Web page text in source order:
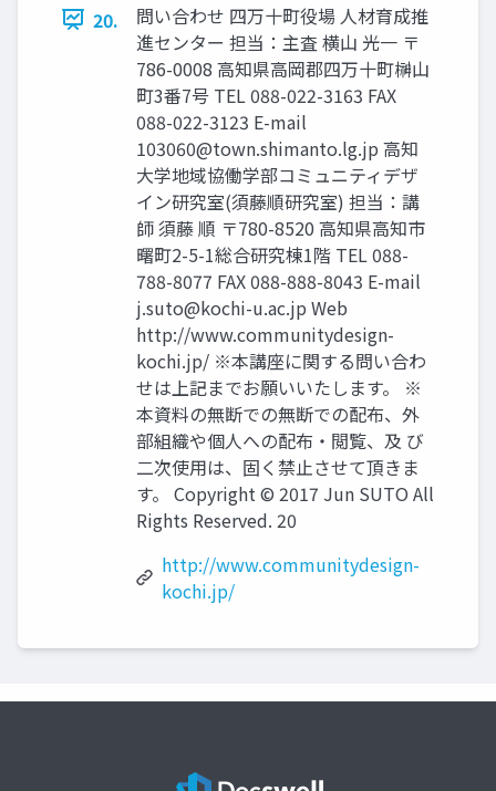
20.
問い合わせ 四万十町役場 人材育成推
進センター 担当：主査 横山 光一 〒
786-0008 高知県高岡郡四万十町榊山
町3番7号 TEL 088-022-3163 FAX
088-022-3123 E-mail
103060@town.shimanto.lg.jp 高知
大学地域協働学部コミュニティデザ
イン研究室(須藤順研究室) 担当：講
師 須藤 順 〒780-8520 高知県高知市
曙町2-5-1総合研究棟1階 TEL 088-
788-8077 FAX 088-888-8043 E-mail
j.suto@kochi-u.ac.jp Web
http://www.communitydesign-
kochi.jp/ ※本講座に関する問い合わ
せは上記までお願いいたします。 ※
本資料の無断での無断での配布、外
部組織や個人への配布・閲覧、及 び
二次使用は、固く禁止させて頂きま
す。 Copyright © 2017 Jun SUTO All
Rights Reserved. 20
http://www.communitydesign-
kochi.jp/